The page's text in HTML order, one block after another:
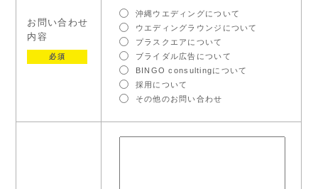
お問い合わせ
内容
必須
沖縄ウエディングについて
ウエディングラウンジについて
プラスクエアについて
ブライダル広告について
BINGO consultingについて
採用について
その他のお問い合わせ